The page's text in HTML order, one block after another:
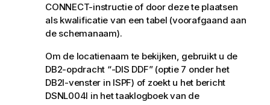
CONNECT-instructie of door deze te plaatsen
als kwalificatie van een tabel (voorafgaand aan
de schemanaam).
Om de locatienaam te bekijken, gebruikt u de
DB2-opdracht “-DIS DDF” (optie 7 onder het
DB2I-venster in ISPF) of zoekt u het bericht
DSNL004I in het taaklogboek van de